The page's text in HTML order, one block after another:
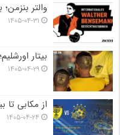
والتر
۱۴۰۵-۰۴-۳۱
بیتار
۱۴۰۵-۰۴-۲۹
از مکابی
۱۴۰۵-۰۴-۲۴